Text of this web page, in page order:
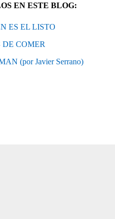
EN ESTE BLOG:
ES EL LISTO
DE COMER
(por Javier Serrano)